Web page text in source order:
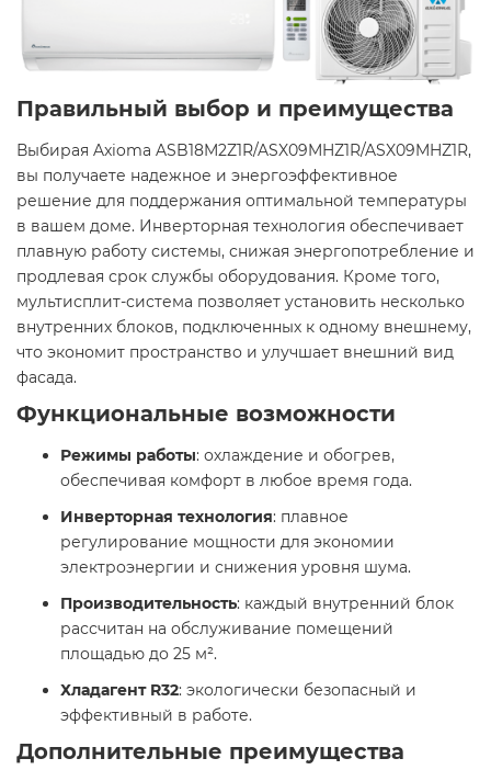
Правильный выбор и преимущества
Выбирая Axioma ASB18M2Z1R/ASX09MHZ1R/ASX09MHZ1R,
вы получаете надежное и энергоэффективное
решение для поддержания оптимальной температуры
в вашем доме. Инверторная технология обеспечивает
плавную работу системы, снижая энергопотребление и
продлевая срок службы оборудования. Кроме того,
мультисплит-система позволяет установить несколько
внутренних блоков, подключенных к одному внешнему,
что экономит пространство и улучшает внешний вид
фасада.​
Функциональные возможности
Режимы работы: охлаждение и обогрев,
обеспечивая комфорт в любое время года.​
Инверторная технология: плавное
регулирование мощности для экономии
электроэнергии и снижения уровня шума.​
Производительность: каждый внутренний блок
рассчитан на обслуживание помещений
площадью до 25 м².​
Хладагент R32: экологически безопасный и
эффективный в работе.​
Дополнительные преимущества